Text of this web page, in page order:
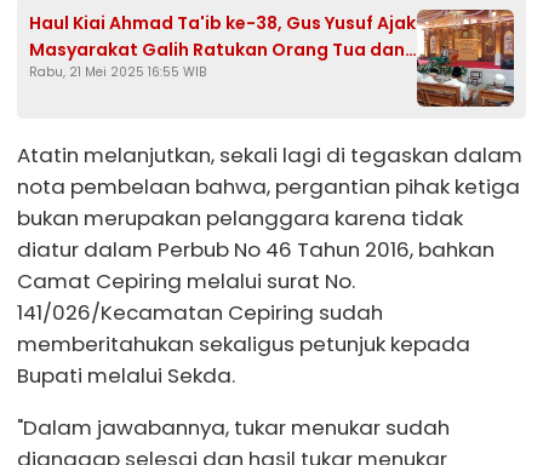
Haul Kiai Ahmad Ta'ib ke-38, Gus Yusuf Ajak
Masyarakat Galih Ratukan Orang Tua dan
Perbanyak Sedekah
Rabu, 21 Mei 2025 16:55 WIB
Atatin melanjutkan, sekali lagi di tegaskan dalam
nota pembelaan bahwa, pergantian pihak ketiga
bukan merupakan pelanggara karena tidak
diatur dalam Perbub No 46 Tahun 2016, bahkan
Camat Cepiring melalui surat No.
141/026/Kecamatan Cepiring sudah
memberitahukan sekaligus petunjuk kepada
Bupati melalui Sekda.
"Dalam jawabannya, tukar menukar sudah
dianggap selesai dan hasil tukar menukar